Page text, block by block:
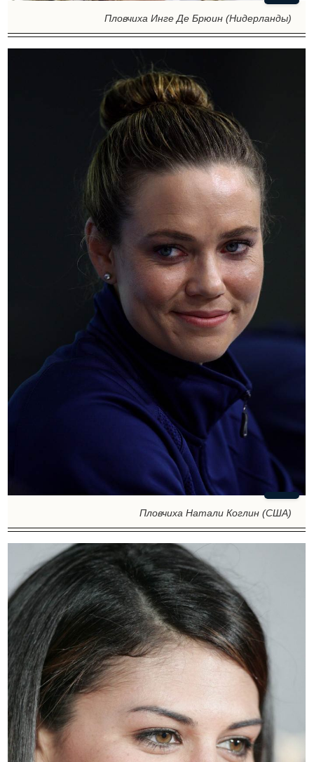
Пловчиха Инге Де Брюин (Нидерланды)
Пловчиха Натали Коглин (США)